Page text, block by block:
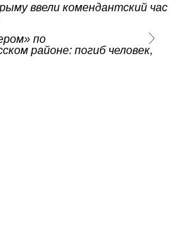
ввели комендантский час
по
районе: погиб человек,